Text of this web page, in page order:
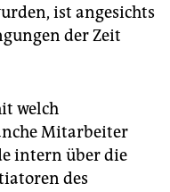
ist angesichts
der Zeit
welch
Mitarbeiter
intern über die
des